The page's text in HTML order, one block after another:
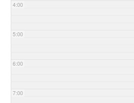
4:00
5:00
6:00
7:00